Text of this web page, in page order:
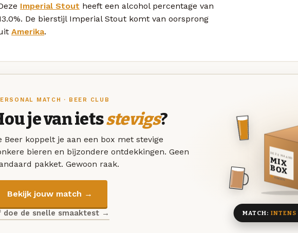
Imperial Stout heeft een alcohol percentage van
De bierstijl Imperial Stout komt van oorsprong
Amerika.
MATCH · BEER CLUB
je van ietsstevigs?
Beer koppelt je aan een box met stevige
bieren en bijzondere ontdekkingen. Geen
pakket. Gewoon raak.
Bekijk jouw match →
doe de snelle smaaktest →
DEZE MAAND
MIX
BOX
8 BIEREN
MATCH: INTENS